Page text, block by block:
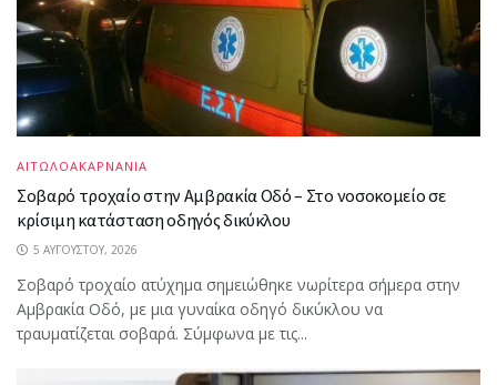
ΑΙΤΩΛΟΑΚΑΡΝΑΝΙΑ
Σοβαρό τροχαίο στην Αμβρακία Οδό – Στο νοσοκομείο σε
κρίσιμη κατάσταση οδηγός δικύκλου
5 ΑΥΓΟΎΣΤΟΥ, 2026
Σοβαρό τροχαίο ατύχημα σημειώθηκε νωρίτερα σήμερα στην
Αμβρακία Οδό, με μια γυναίκα οδηγό δικύκλου να
τραυματίζεται σοβαρά. Σύμφωνα με τις...